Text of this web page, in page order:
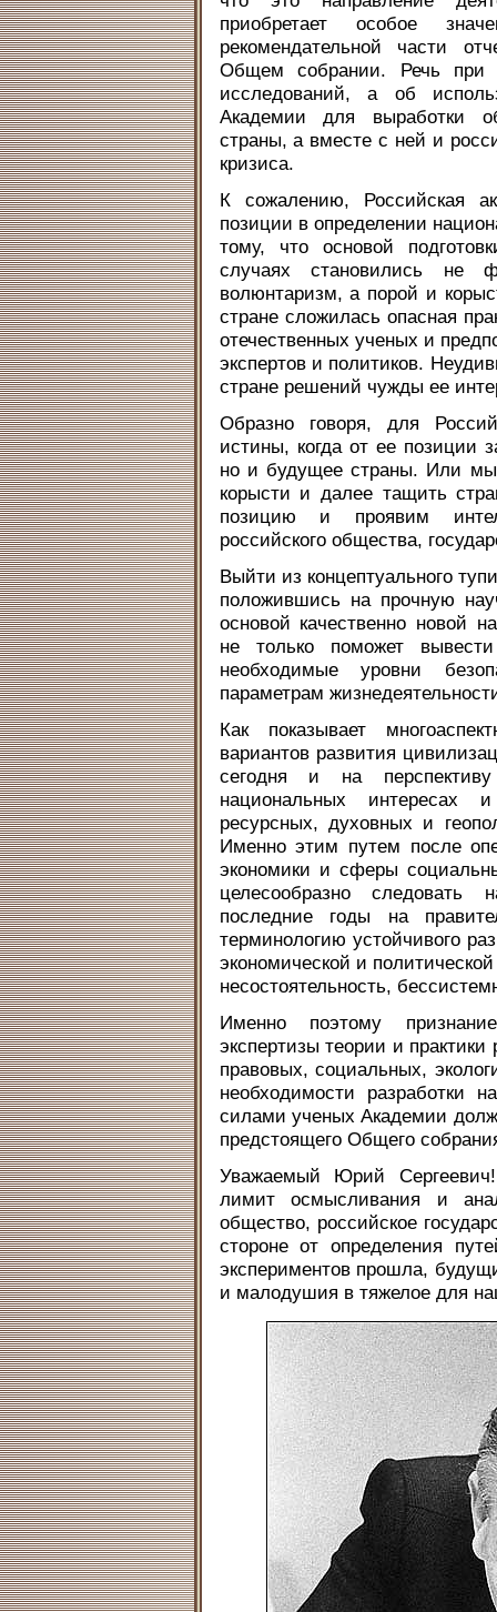
приобретает особое
рекомендательной части
Общем собрании. Речь при
исследований, а об
Академии для выработки
страны, а вместе с ней и
кризиса.
К сожалению, Российская
позиции в определении
тому, что основой
случаях становились не
волюнтаризм, а порой и
стране сложилась опасная
отечественных ученых и
экспертов и политиков.
стране решений чужды ее
Образно говоря, для
истины, когда от ее позиции
но и будущее страны. Или
корысти и далее тащить
позицию и проявим
российского общества,
Выйти из концептуального
положившись на прочную
основой качественно новой
не только поможет
необходимые уровни
параметрам
Как показывает
вариантов развития
сегодня и на
национальных интересах
ресурсных, духовных и
Именно этим путем после
экономики и сферы
целесообразно
последние годы на
терминологию устойчивого
экономической и
несостоятельность,
Именно поэтому
экспертизы теории и
правовых, социальных,
необходимости разработки
силами ученых Академии
предстоящего Общего
Уважаемый Юрий
лимит осмысливания и
общество, российское
стороне от определения
экспериментов прошла,
и малодушия в тяжелое для